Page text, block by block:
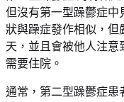
但沒有第一型躁鬱症中
狀與躁症發作相似，但
天，並且會被他人注
需要住院。
通常，第二型躁鬱症患